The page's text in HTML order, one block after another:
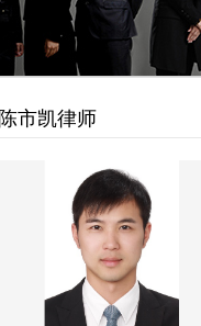
陈市凯律师